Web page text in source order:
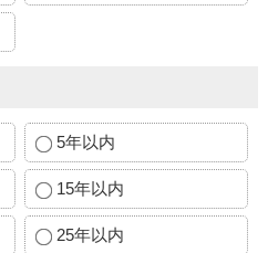
5年以内
15年以内
25年以内